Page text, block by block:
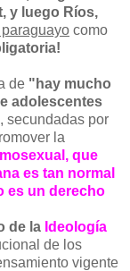
y luego Ríos,
como
de "hay mucho
adolescentes
secundadas por
la
que
es tan normal
es un derecho
de la Ideología
de los
vigente